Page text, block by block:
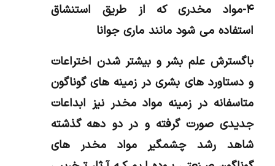
۴-مواد مخدری که از طریق استنشاق
استفاده می شود مانند ماری جوانا
باگسترش علم بشر و بیشتر شدن اختراعات
و دستاورد های بشری در زمینه های گوناگون
متاسفانه در زمینه مواد مخدر نیز ابداعات
جدیدی صورت گرفته و در دو دهه گذشته
شاهد رشد چشمگیر مواد مخدر های